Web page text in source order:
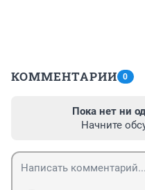
КОММЕНТАРИИ 0
Пока нет ни
Начните